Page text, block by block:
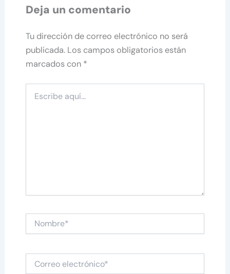
Deja un comentario
Tu dirección de correo electrónico no será
publicada. Los campos obligatorios están
marcados con *
aquí...
Nombre*
electrónico*